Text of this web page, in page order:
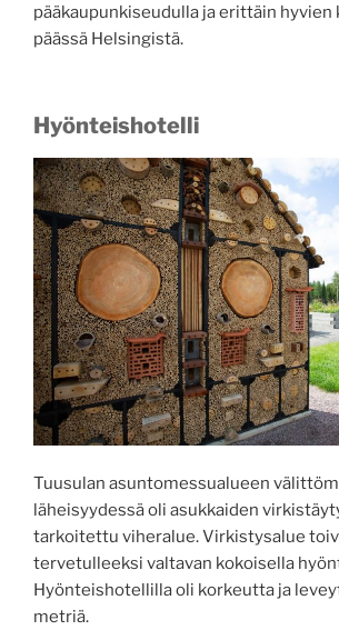
pääkaupunkiseudulla ja erittäin
päässä Helsingistä.
Hyönteishotelli
Tuusulan asuntomessualueen
läheisyydessä oli asukkaiden
tarkoitettu viheralue. Virkistysalue
tervetulleeksi valtavan kokoisella
Hyönteishotellilla oli korkeutta ja
metriä.